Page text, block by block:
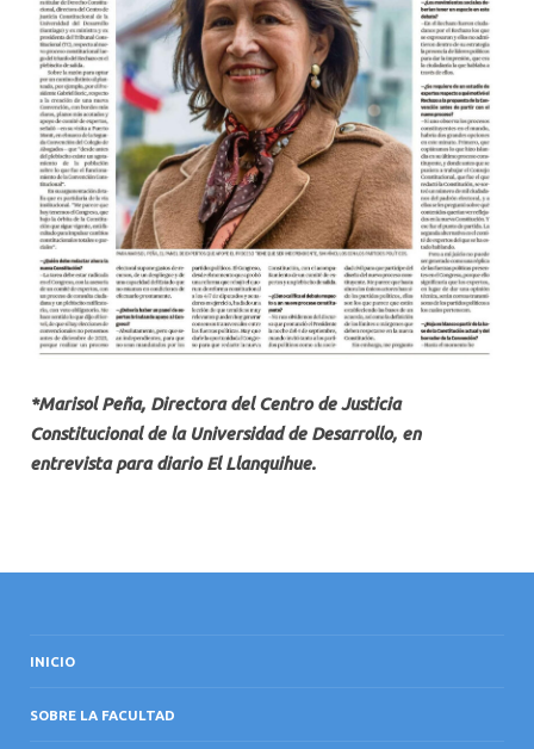
*Marisol Peña, Directora del Centro de Justicia
Constitucional de la Universidad de Desarrollo, en
entrevista para diario El Llanquihue.
INICIO
SOBRE LA FACULTAD